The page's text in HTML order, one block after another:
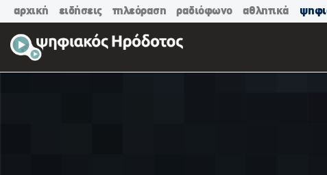
αρχική ειδήσεις τηλεόραση ραδιόφωνο αθλητικά